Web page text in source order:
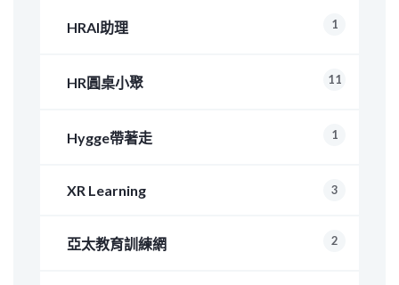
HRAI助理 1
HR圓桌小聚 11
Hygge帶著走 1
XR Learning 3
亞太教育訓練網 2